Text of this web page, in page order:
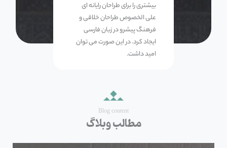
بیشتری را برای طراحان رایانه ای
علی الخصوص طراحان خلاقی و
فرهنگ پیشرو در زبان فارسی
ایجاد کرد. در این صورت می توان
امید داشت.
Blog content
مطالب وبلاگ